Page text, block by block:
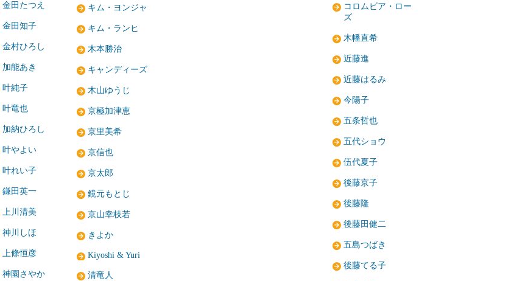
金田たつえ
金田知子
金村ひろし
加能あき
叶純子
叶竜也
加納ひろし
叶やよい
叶れい子
鎌田英一
上川清美
神川しほ
上條恒彦
神園さやか
キム・ヨンジャ
キム・ランヒ
木本勝治
キャンディーズ
木山ゆうじ
京極加津恵
京里美希
京信也
京太郎
鏡元もとじ
京山幸枝若
きよか
Kiyoshi & Yuri
清竜人
コロムビア・ロー
ズ
木幡直希
近藤進
近藤はるみ
今陽子
五条哲也
五代ショウ
伍代夏子
後藤京子
後藤隆
後藤田健二
五島つばき
後藤てる子